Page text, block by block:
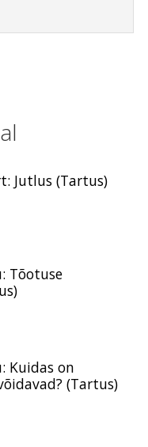
Jutlus (Tartus)
Tõotuse
Kuidas on
(Tartus)